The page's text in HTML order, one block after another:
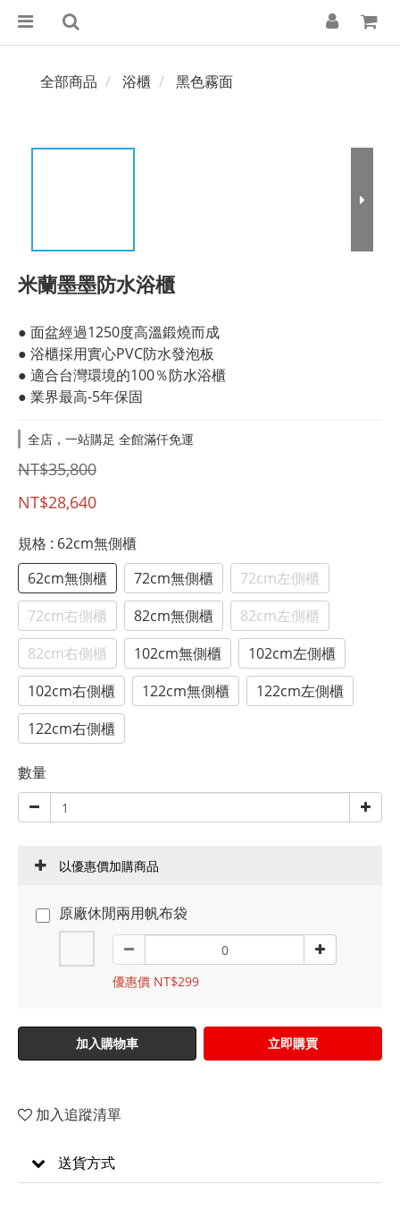
全部商品 浴櫃 黑色霧面
米蘭墨墨防水浴櫃
● 面盆經過1250度高溫鍛燒而成
● 浴櫃採用實心PVC防水發泡板
● 適合台灣環境的100％防水浴櫃
● 業界最高-5年保固
全店，一站購足 全館滿仟免運
NT$35,800
NT$28,640
規格 : 62cm無側櫃
62cm無側櫃
72cm無側櫃
72cm左側櫃
72cm右側櫃
82cm無側櫃
82cm左側櫃
82cm右側櫃
102cm無側櫃
102cm左側櫃
102cm右側櫃
122cm無側櫃
122cm左側櫃
122cm右側櫃
數量
以優惠價加購商品
原廠休閒兩用帆布袋
優惠價 NT$299
加入購物車 立即購買
加入追蹤清單
送貨方式